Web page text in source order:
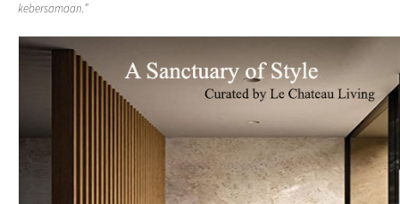
kebersamaan.”